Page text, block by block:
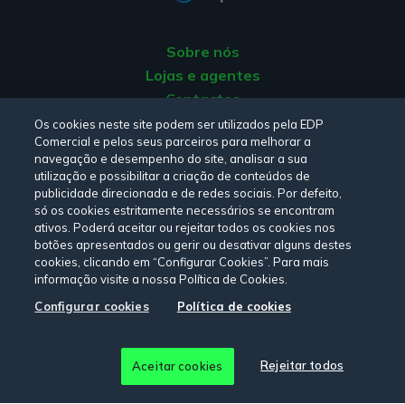
Sobre nós
Lojas e agentes
Contactos
Apoio ao cliente
Origem da energia
Livro de reclamações
Consulte a nossaPolítica de privacidade, Política de cookies
Termos e CondiçõeseDeclaração de Acessibilidade.
© Copyright 2026 - EDP Comercial. Todos os direitos
reservados
Os cookies neste site podem ser utilizados pela EDP
Comercial e pelos seus parceiros para melhorar a
navegação e desempenho do site, analisar a sua
utilização e possibilitar a criação de conteúdos de
publicidade direcionada e de redes sociais. Por defeito,
só os cookies estritamente necessários se encontram
ativos. Poderá aceitar ou rejeitar todos os cookies nos
botões apresentados ou gerir ou desativar alguns destes
cookies, clicando em “Configurar Cookies”. Para mais
informação visite a nossa Política de Cookies.
Configurar cookies
Política de cookies
Rejeitar todos
Aceitar cookies